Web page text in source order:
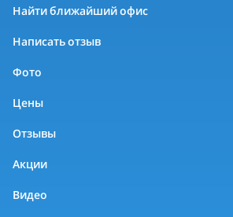
Найти ближайший офис
Написать отзыв
Фото
Цены
Отзывы
Акции
Видео